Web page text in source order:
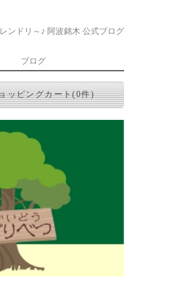
ンドリ～♪ 阿波銘木 公式ブログ
ブログ
ッピングカート(0件)